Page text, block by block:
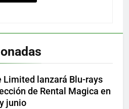
Limited lanzará Blu-rays
de Rental Magica en
junio